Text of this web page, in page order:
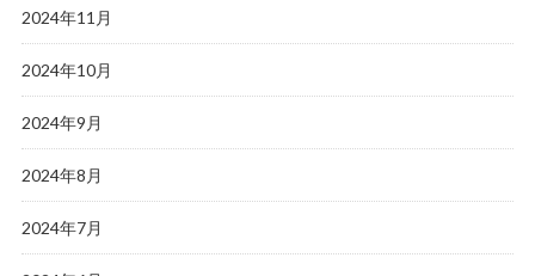
2024年11月
2024年10月
2024年9月
2024年8月
2024年7月